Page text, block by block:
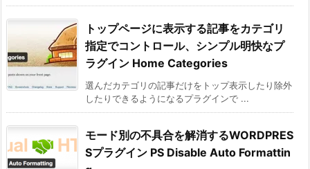
トップページに表示する記事をカテゴリ
指定でコントロール、シンプル明快なプ
ラグイン Home Categories
選んだカテゴリの記事だけをトップ表示したり除外
したりできるようになるプラグインで ...
モード別の不具合を解消するWORDPRES
Sプラグイン PS Disable Auto Formattin